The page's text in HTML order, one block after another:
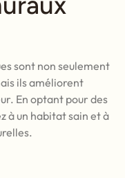
sont non seulement
ils améliorent
En optant pour des
à un habitat sain et à